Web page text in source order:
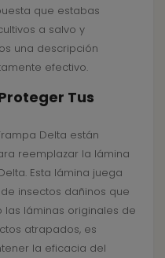
que estabas
a salvo y
una descripción
efectivo.
Tus
Delta están
reemplazar la lámina
Esta lámina juega
insectos dañinos que
las láminas originales de
atrapados, es
la eficacia del